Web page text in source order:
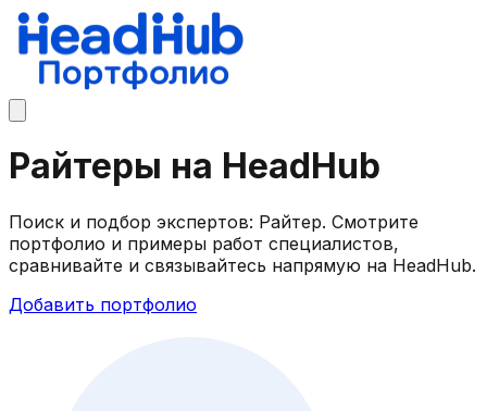
Райтеры на HeadHub
Поиск и подбор экспертов: Райтер. Смотрите
портфолио и примеры работ специалистов,
сравнивайте и связывайтесь напрямую на HeadHub.
Добавить портфолио